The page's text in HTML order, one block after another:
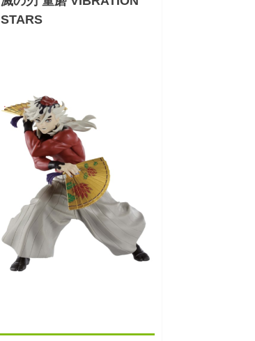
STARS